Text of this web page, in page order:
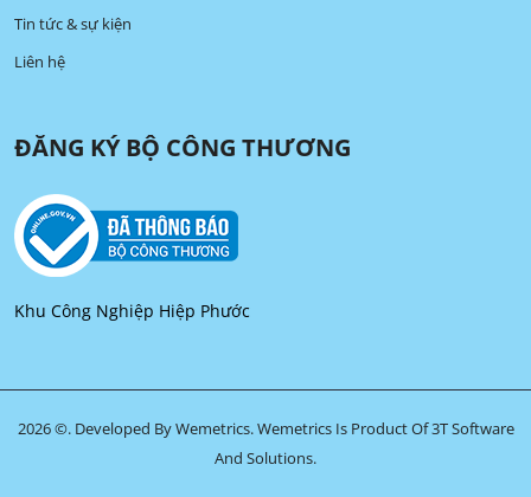
Tin tức & sự kiện
Liên hệ
ĐĂNG KÝ BỘ CÔNG THƯƠNG
Khu Công Nghiệp Hiệp Phước
2026 ©. Developed By Wemetrics.Wemetrics Is Product Of 3T Software
And Solutions.